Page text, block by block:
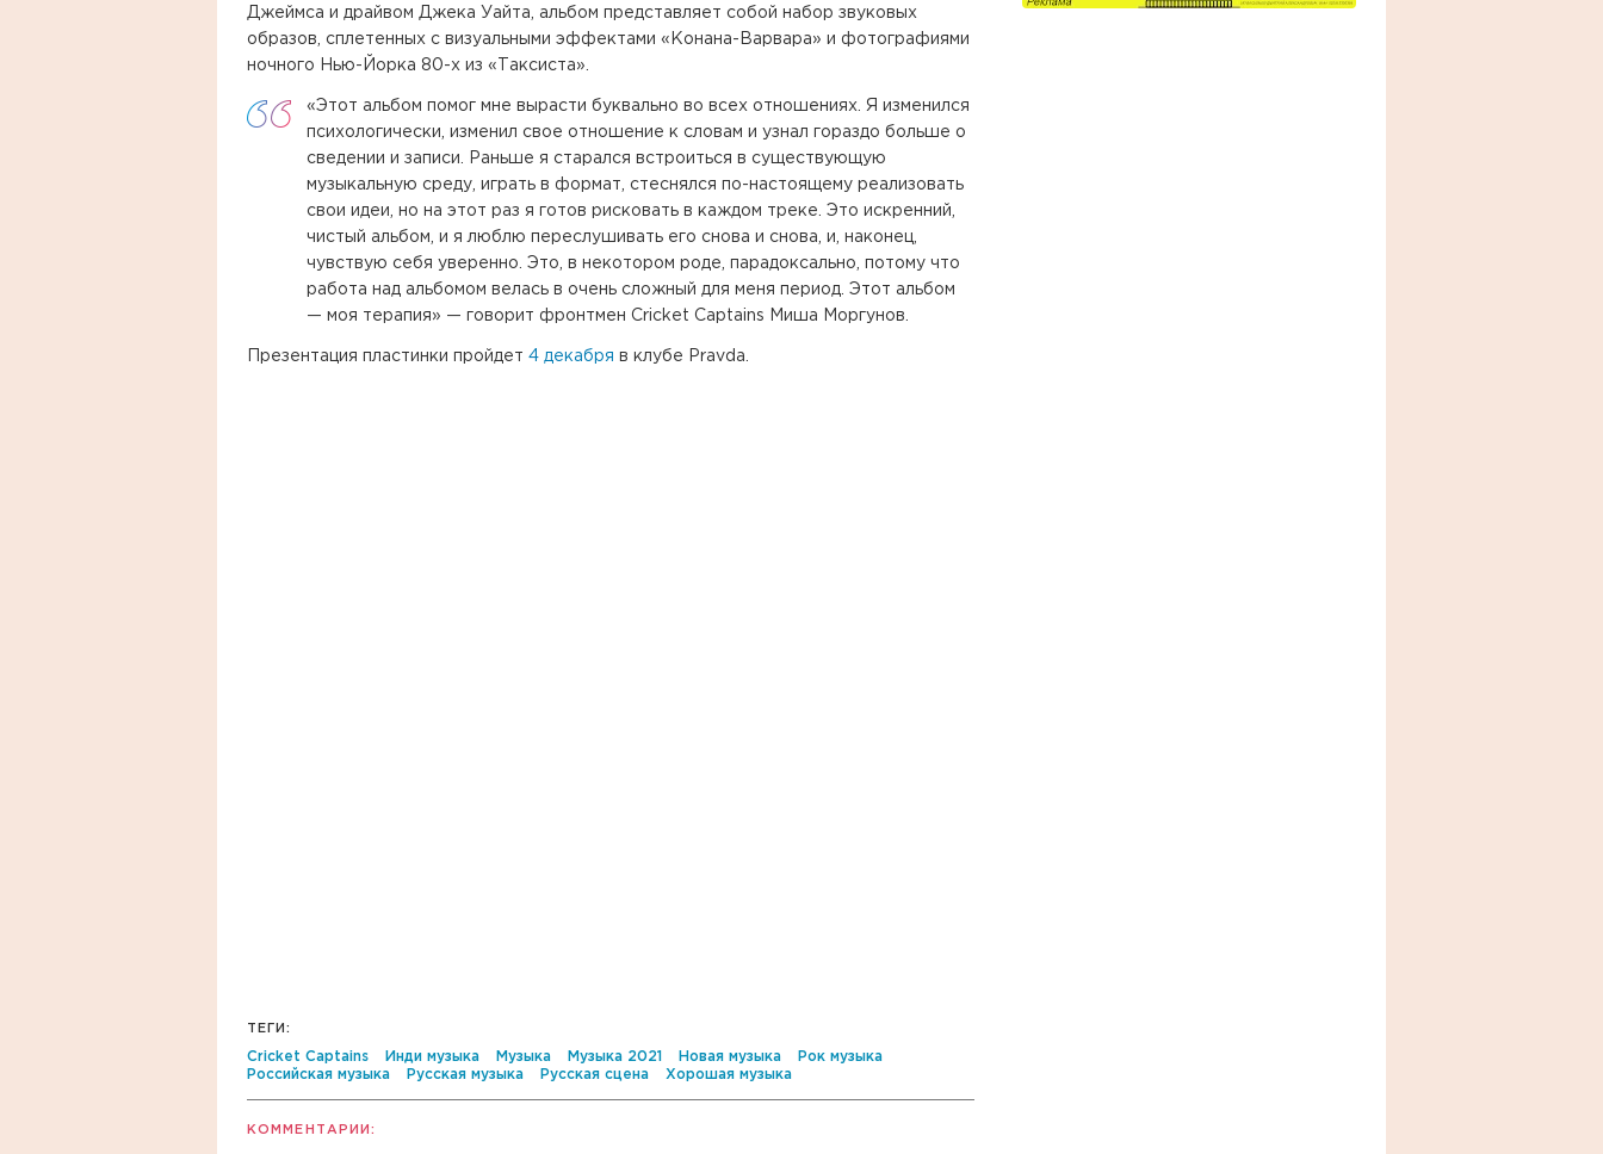
Джеймса и драйвом Джека Уайта, альбом представляет собой набор звуковых
образов, сплетенных с визуальными эффектами «Конана-Варвара» и фотографиями
ночного Нью-Йорка 80-х из «Таксиста».
«Этот альбом помог мне вырасти буквально во всех отношениях. Я изменился
психологически, изменил свое отношение к словам и узнал гораздо больше о
сведении и записи. Раньше я старался встроиться в существующую
музыкальную среду, играть в формат, стеснялся по-настоящему реализовать
свои идеи, но на этот раз я готов рисковать в каждом треке. Это искренний,
чистый альбом, и я люблю переслушивать его снова и снова, и, наконец,
чувствую себя уверенно. Это, в некотором роде, парадоксально, потому что
работа над альбомом велась в очень сложный для меня период. Этот альбом
— моя терапия» — говорит фронтмен Cricket Captains Миша Моргунов.
Презентация пластинки пройдет 4 декабря в клубе Pravda.
ТЕГИ:
Cricket Captains Инди музыка Музыка Музыка 2021 Новая музыка
Рок музыка
Российская музыка
Русская музыка Русская сцена Хорошая музыка
КОММЕНТАРИИ: